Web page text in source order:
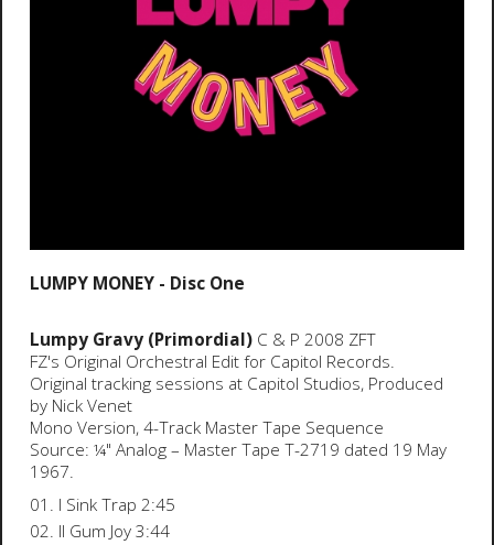
LUMPY MONEY - Disc One
Lumpy Gravy (Primordial)C & P 2008 ZFT
FZ's Original Orchestral Edit for Capitol Records.
Original tracking sessions at Capitol Studios, Produced
by Nick Venet
Mono Version, 4-Track Master Tape Sequence
Source: ¼" Analog – Master Tape T-2719 dated 19 May
1967.
01. I Sink Trap 2:45
02. II Gum Joy 3:44